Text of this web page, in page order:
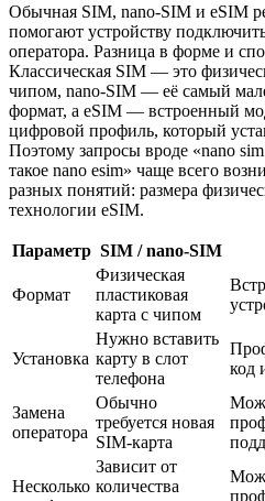
Обычная SIM, nano-SIM и eSIM
помогают устройству
оператора. Разница в форме и
Классическая SIM — это
чипом, nano-SIM — её самый
формат, а eSIM — встроенный
цифровой профиль, который
Поэтому запросы вроде «nano
такое nano esim» чаще всего
разных понятий: размера
технологии eSIM.
Параметр SIM / nano-SIM
Формат
Физическая
пластиковая
карта с чипом
Установка
Нужно вставить
карту в слот
телефона
код
Замена
оператора
Обычно
требуется новая
SIM-карта
Несколько
Зависит от
количества